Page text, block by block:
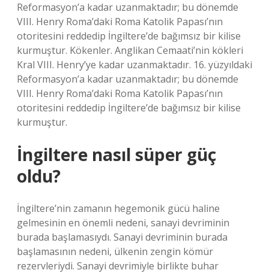
Reformasyon’a kadar uzanmaktadır; bu dönemde
VIII. Henry Roma’daki Roma Katolik Papası’nın
otoritesini reddedip İngiltere’de bağımsız bir kilise
kurmuştur. Kökenler. Anglikan Cemaati’nin kökleri
Kral VIII. Henry’ye kadar uzanmaktadır. 16. yüzyıldaki
Reformasyon’a kadar uzanmaktadır; bu dönemde
VIII. Henry Roma’daki Roma Katolik Papası’nın
otoritesini reddedip İngiltere’de bağımsız bir kilise
kurmuştur.
İngiltere nasıl süper güç
oldu?
İngiltere’nin zamanın hegemonik gücü haline
gelmesinin en önemli nedeni, sanayi devriminin
burada başlamasıydı. Sanayi devriminin burada
başlamasının nedeni, ülkenin zengin kömür
rezervleriydi. Sanayi devrimiyle birlikte buhar